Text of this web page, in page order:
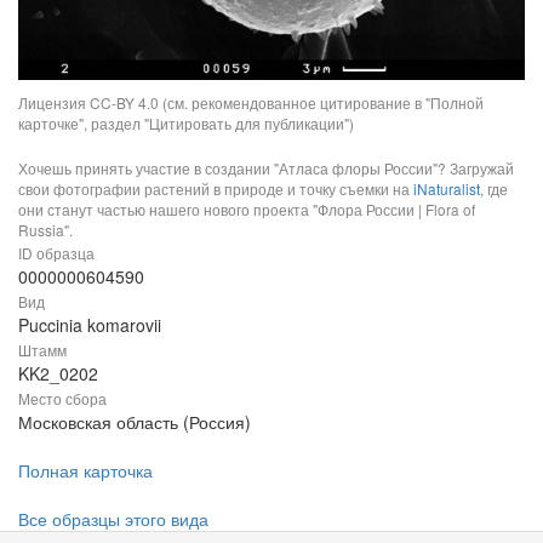
Лицензия CC-BY 4.0 (см. рекомендованное цитирование в "Полной
карточке", раздел "Цитировать для публикации")
Хочешь принять участие в создании "Атласа флоры России"? Загружай
свои фотографии растений в природе и точку съемки наiNaturalist, где
они станут частью нашего нового проекта "Флора России | Flora of
Russia".
ID образца
0000000604590
Вид
Puccinia komarovii
Штамм
KK2_0202
Место сбора
Московская область (Россия)
Полная карточка
Все образцы этого вида